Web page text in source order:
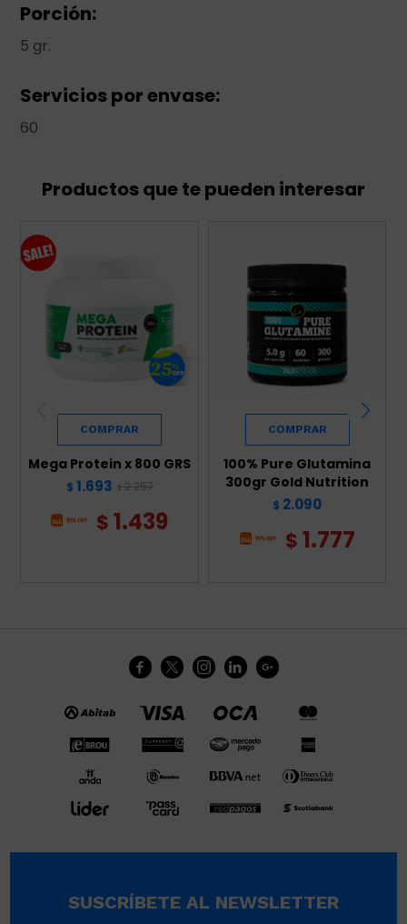
Porción:
5 gr.
Servicios por envase:
60
Productos que te pueden interesar
Mega Protein x 800 GRS
$ 1.693 $ 2.257
$1.439
100% Pure Glutamina
300gr Gold Nutrition
$ 2.090
$1.777
    
SUSCRÍBETE AL NEWSLETTER